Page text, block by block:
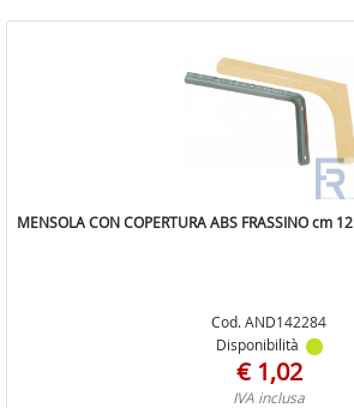
MENSOLA CON COPERTURA ABS FRASSINO cm 12
Cod. AND142284
Disponibilità
€ 1,02
IVA inclusa